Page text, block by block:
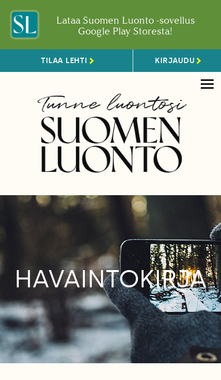
Lataa Suomen Luonto -sovellus
Google Play Storesta!
TILAA LEHTI KIRJAUDU
HAVAINTOKIRJA